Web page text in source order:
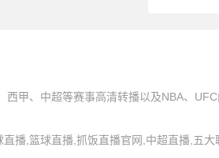
甲、中超等赛事高清转播以及NBA、
播,篮球直播,抓饭直播官网,中超直播,五大